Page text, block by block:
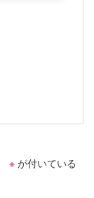
※ が付いている